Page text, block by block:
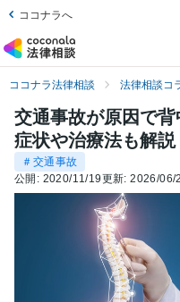
ココナラへ
ココナラ法律相談 法律相談コ
交通事故が原因で背
症状や治療法も解説
＃交通事故
公開: 2020/11/19更新:2026/06/